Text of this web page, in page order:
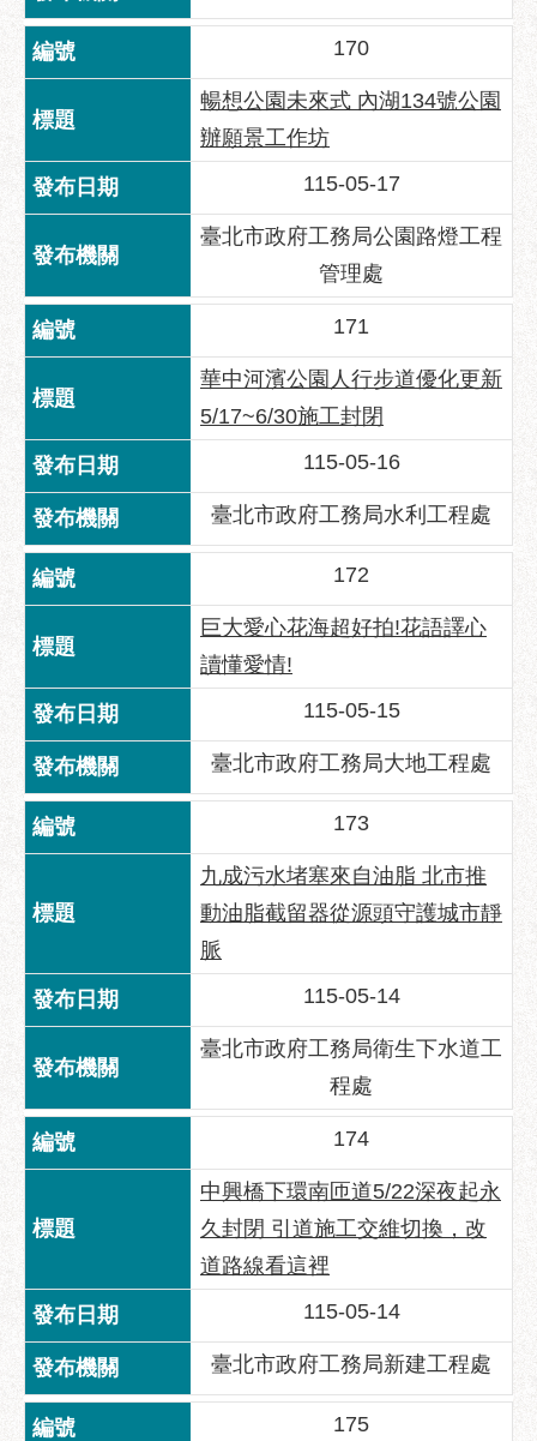
府
網
站
料
放
宣
私
權
及
資
安
全
政
策
聯
絡
方
式
本
局
暨
所
屬
聯
絡
話
170
暢想公園未來式 內湖134號公園
辦願景工作坊
115-05-17
臺北市政府工務局公園路燈工程
管理處
171
華中河濱公園人行步道優化更新
5/17~6/30施工封閉
115-05-16
臺北市政府工務局水利工程處
172
巨大愛心花海超好拍!花語譯心
讀懂愛情!
115-05-15
臺北市政府工務局大地工程處
173
九成污水堵塞來自油脂 北市推
動油脂截留器從源頭守護城市靜
脈
115-05-14
臺北市政府工務局衛生下水道工
程處
174
中興橋下環南匝道5/22深夜起永
久封閉 引道施工交維切換，改
道路線看這裡
115-05-14
臺北市政府工務局新建工程處
175